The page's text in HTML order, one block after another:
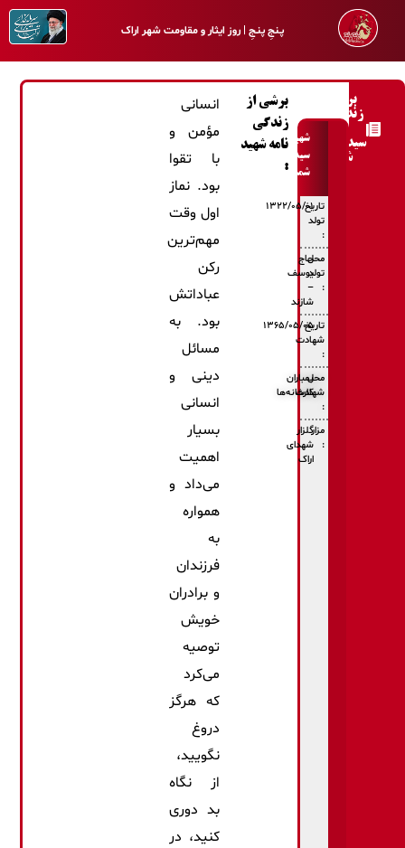
پـنجِ پنـجِ | روز ایثار و مقاومت شهر اراک
برشی از
زندگی‌نامه
سیدغلامرضا
شمسی
شهید
سیدغلامرضا
شمسی
تاریخ
تولد
:
۱۳۲۲/۰۵/۰۱
محل
تولد
:
حاج
یوسف
–
شازند
تاریخ
شهادت
:
۱۳۶۵/۰۵/۰۵
محل
شهادت
:
بمباران
کارخانه‌ها
مزار
:
گلزار
شهدای
اراک
برشی از
زندگی
نامه شهید
:
انسانی
مؤمن و
با تقوا
بود. نماز
اول وقت
مهم‌ترین
رکن
عباداتش
بود. به
مسائل
دینی و
انسانی
بسیار
اهمیت
می‌داد و
همواره
به
فرزندان
و برادران
خویش
توصیه
می‌كرد
كه هرگز
دروغ
نگویید،
از نگاه
بد دوری
كنید، در